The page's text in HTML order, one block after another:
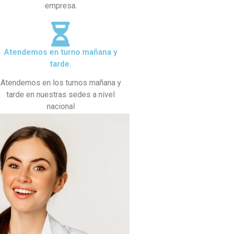
empresa.
Atendemos en turno mañana y
tarde.
Atendemos en los turnos mañana y
tarde en nuestras sedes a nivel
nacional